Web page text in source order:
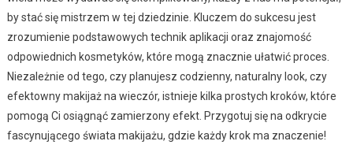
by stać się mistrzem w tej dziedzinie. Kluczem do sukcesu jest
zrozumienie podstawowych technik aplikacji oraz znajomość
odpowiednich kosmetyków, które mogą znacznie ułatwić proces.
Niezależnie od tego, czy planujesz codzienny, naturalny look, czy
efektowny makijaż na wieczór, istnieje kilka prostych kroków, które
pomogą Ci osiągnąć zamierzony efekt. Przygotuj się na odkrycie
fascynującego świata makijażu, gdzie każdy krok ma znaczenie!